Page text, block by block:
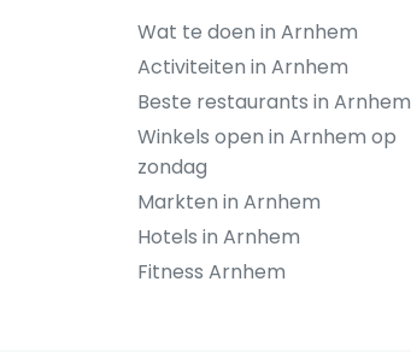
Wat te doen in Arnhem
Activiteiten in Arnhem
Beste restaurants in Arnhem
Winkels open in Arnhem op
zondag
Markten in Arnhem
Hotels in Arnhem
Fitness Arnhem